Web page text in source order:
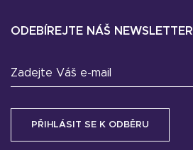
ODEBÍREJTE NÁŠ NEWSLETTER
Zadejte Váš e-mail